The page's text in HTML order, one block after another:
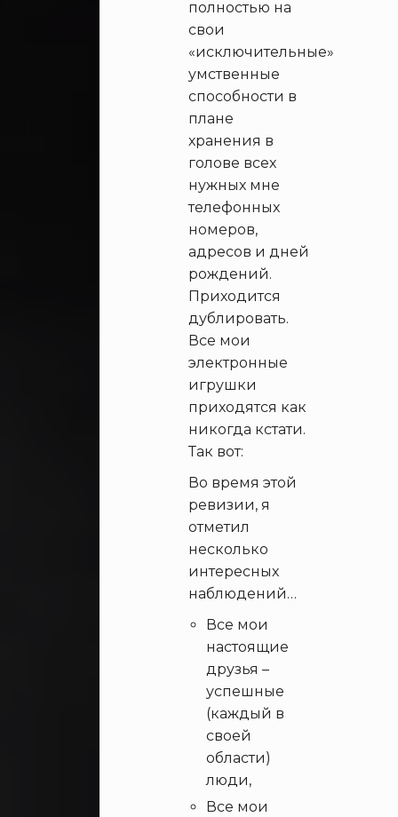
полностью на
свои
«исключительные»
умственные
способности в
плане
хранения в
голове всех
нужных мне
телефонных
номеров,
адресов и дней
рождений.
Приходится
дублировать.
Все мои
электронные
игрушки
приходятся как
никогда кстати.
Так вот:
Во время этой
ревизии, я
отметил
несколько
интересных
наблюдений…
Все мои
настоящие
друзья –
успешные
(каждый в
своей
области)
люди,
Все мои